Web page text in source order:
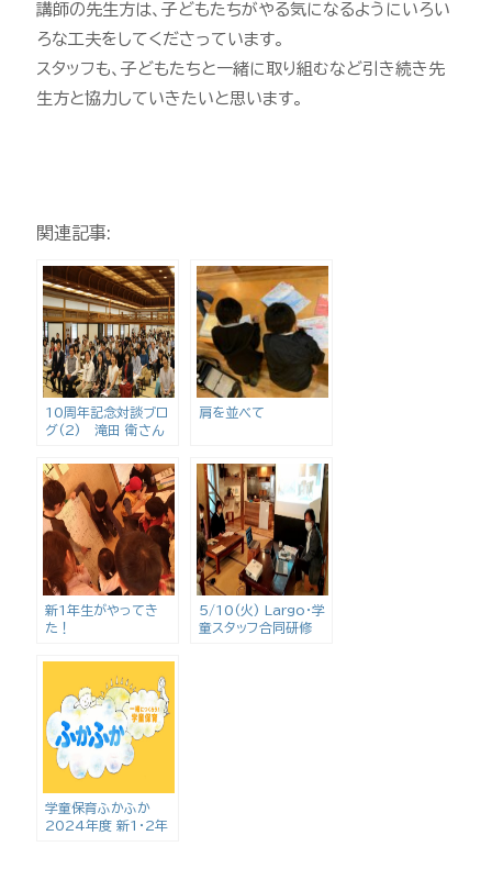
講師の先生方は、子どもたちがやる気になるようにいろい
ろな工夫をしてくださっています。
スタッフも、子どもたちと一緒に取り組むなど引き続き先
生方と協力していきたいと思います。
関連記事:
10周年記念対談ブロ
グ(2) 滝田 衛さん
肩を並べて
新1年生がやってき
た！
5/10(火) Largo・学
童スタッフ合同研修
学童保育ふかふか
2024年度 新1・2年